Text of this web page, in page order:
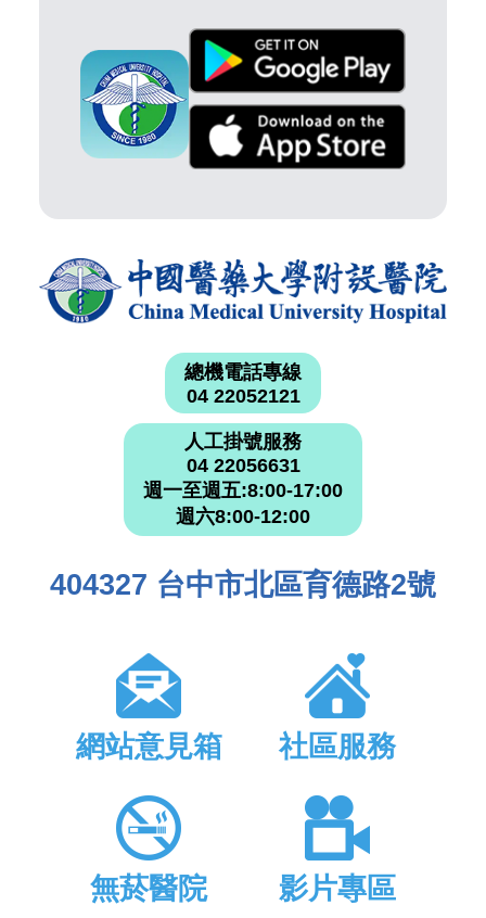
總機電話專線
04 22052121
人工掛號服務
04 22056631
週一至週五:8:00-17:00
週六8:00-12:00
404327 台中市北區育德路2號
網站意見箱 社區服務
無菸醫院 影片專區